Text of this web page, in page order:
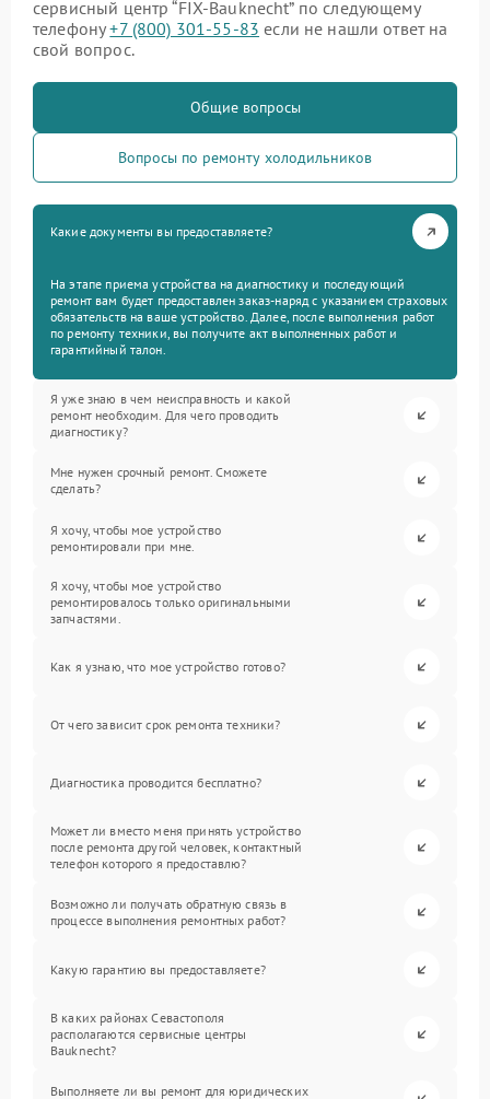
сервисный центр “FIX-Bauknecht” по следующему
телефону+7 (800) 301-55-83 если не нашли ответ на
свой вопрос.
Общие вопросы
Вопросы по ремонту холодильников
Какие документы вы предоставляете?
На этапе приема устройства на диагностику и последующий
ремонт вам будет предоставлен заказ-наряд с указанием страховых
обязательств на ваше устройство. Далее, после выполнения работ
по ремонту техники, вы получите акт выполненных работ и
гарантийный талон.
Я уже знаю в чем неисправность и какой
ремонт необходим. Для чего проводить
диагностику?
Мне нужен срочный ремонт. Сможете
сделать?
Я хочу, чтобы мое устройство
ремонтировали при мне.
Я хочу, чтобы мое устройство
ремонтировалось только оригинальными
запчастями.
Как я узнаю, что мое устройство готово?
От чего зависит срок ремонта техники?
Диагностика проводится бесплатно?
Может ли вместо меня принять устройство
после ремонта другой человек, контактный
телефон которого я предоставлю?
Возможно ли получать обратную связь в
процессе выполнения ремонтных работ?
Какую гарантию вы предоставляете?
В каких районах Севастополя
располагаются сервисные центры
Bauknecht?
Выполняете ли вы ремонт для юридических